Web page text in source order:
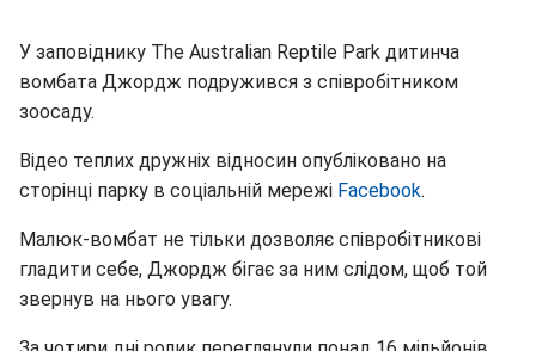
У заповіднику The Australian Reptile Park дитинча
вомбата Джордж подружився з співробітником
зоосаду.
Відео теплих дружніх відносин опубліковано на
сторінці парку в соціальній мережі Facebook.
Малюк-вомбат не тільки дозволяє співробітникові
гладити себе, Джордж бігає за ним слідом, щоб той
звернув на нього увагу.